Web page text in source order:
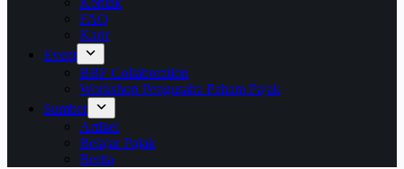
FAQ
Karir
Event
BBF Collaboration
Workshop Pengusaha Paham Pajak
Sumber
Artikel
Belajar Pajak
Berita